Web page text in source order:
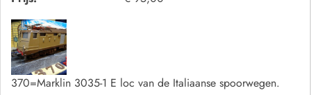
370=Marklin 3035-1 E loc van de Italiaanse spoorwegen.